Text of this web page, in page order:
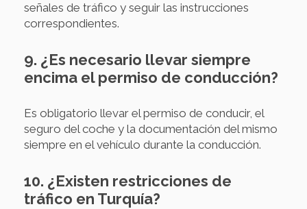
señales de tráfico y seguir las instrucciones
correspondientes.
9. ¿Es necesario llevar siempre
encima el permiso de conducción?
Es obligatorio llevar el permiso de conducir, el
seguro del coche y la documentación del mismo
siempre en el vehículo durante la conducción.
10. ¿Existen restricciones de
tráfico en Turquía?